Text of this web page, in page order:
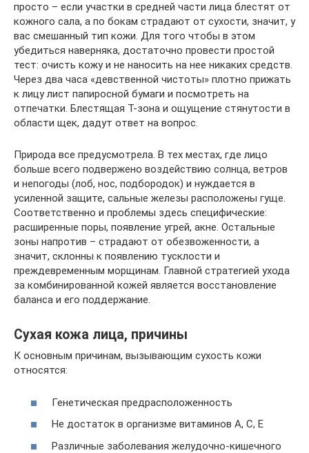
просто – если участки в средней части лица блестят от
кожного сала, а по бокам страдают от сухости, значит, у
вас смешанный тип кожи. Для того чтобы в этом
убедиться наверняка, достаточно провести простой
тест: очисть кожу и не наносить на нее никаких средств.
Через два часа «девственной чистоты» плотно прижать
к лицу лист папиросной бумаги и посмотреть на
отпечатки. Блестящая Т-зона и ощущение стянутости в
области щек, дадут ответ на вопрос.
Природа все предусмотрела. В тех местах, где лицо
больше всего подвержено воздействию солнца, ветров
и непогоды (лоб, нос, подбородок) и нуждается в
усиленной защите, сальные железы расположены гуще.
Соответственно и проблемы здесь специфические:
расширенные поры, появление угрей, акне. Остальные
зоны напротив – страдают от обезвоженности, а
значит, склонны к появлению тусклости и
преждевременным морщинам. Главной стратегией ухода
за комбинированной кожей является восстановление
баланса и его поддержание.
Сухая кожа лица, причины
К основным причинам, вызывающим сухость кожи
относятся:
Генетическая предрасположенность
Не достаток в организме витаминов A, C, E
Различные заболевания желудочно-кишечного